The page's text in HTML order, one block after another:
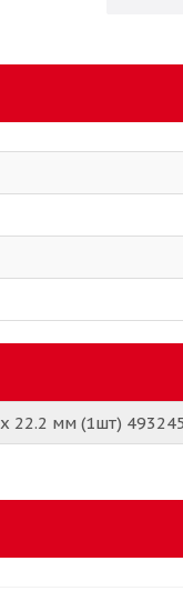
22.2 мм (1шт)